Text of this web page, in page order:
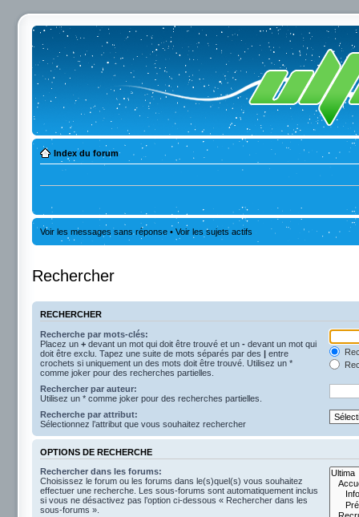
Index du forum
Voir les messages sans réponse • Voir les sujets actifs
Rechercher
RECHERCHER
Recherche par mots-clés:
Placez un + devant un mot qui doit être trouvé et un - devant un mot qui
doit être exclu. Tapez une suite de mots séparés par des | entre
crochets si uniquement un des mots doit être trouvé. Utilisez un *
comme joker pour des recherches partielles.
Rechercher par auteur:
Utilisez un * comme joker pour des recherches partielles.
Recherche par attribut:
Sélectionnez l’attribut que vous souhaitez rechercher
OPTIONS DE RECHERCHE
Rechercher dans les forums:
Choisissez le forum ou les forums dans le(s)quel(s) vous souhaitez
effectuer une recherche. Les sous-forums sont automatiquement inclus
si vous ne désactivez pas l’option ci-dessous « Rechercher dans les
sous-forums ».